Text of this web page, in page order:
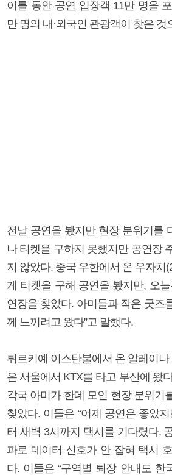
이틀 동안 공연 입장객 11만 명을
만 명의 내·외국인 관광객이 찾은 것
전날 공연을 봤지만 현장 분위기를
나 티켓을 구하지 못했지만 공연장
지 않았다. 중국 우한에서 온 우자치
게 티켓을 구해 공연을 봤지만, 오
연장을 찾았다. 아미들과 작은 굿즈
께 느끼려고 왔다”고 말했다.
튀르키예 이스탄불에서 온 알레이나
은 서울에서 KTX를 타고 부산에 왔
각국 아미가 한데 모인 현장 분위기
찾았다. 이들은 “어제 공연은 좋았
터 새벽 3시까지 택시를 기다렸다.
파로 데이터 신호가 안 잡혀 택시
다. 이들은 “구역별 퇴장 안내도 한